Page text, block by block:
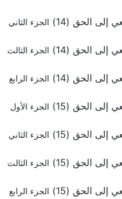
إلى الحق (14) الجزء الثاني
إلى الحق (14) الجزء الثالث
إلى الحق (14) الجزء الرابع
إلى الحق (15) الجزء الأول
إلى الحق (15) الجزء الثاني
إلى الحق (15) الجزء الثالث
إلى الحق (15) الجزء الرابع